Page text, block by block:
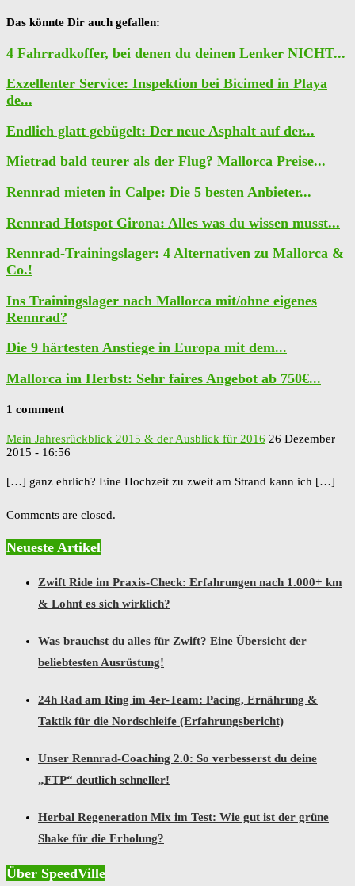
Das könnte Dir auch gefallen:
4 Fahrradkoffer, bei denen du deinen Lenker NICHT...
Exzellenter Service: Inspektion bei Bicimed in Playa
de...
Endlich glatt gebügelt: Der neue Asphalt auf der...
Mietrad bald teurer als der Flug? Mallorca Preise...
Rennrad mieten in Calpe: Die 5 besten Anbieter...
Rennrad Hotspot Girona: Alles was du wissen musst...
Rennrad-Trainingslager: 4 Alternativen zu Mallorca &
Co.!
Ins Trainingslager nach Mallorca mit/ohne eigenes
Rennrad?
Die 9 härtesten Anstiege in Europa mit dem...
Mallorca im Herbst: Sehr faires Angebot ab 750€...
1 comment
Mein Jahresrückblick 2015 & der Ausblick für 2016 26 Dezember
2015 - 16:56
[…] ganz ehrlich? Eine Hochzeit zu zweit am Strand kann ich […]
Comments are closed.
Neueste Artikel
Zwift Ride im Praxis-Check: Erfahrungen nach 1.000+ km
& Lohnt es sich wirklich?
Was brauchst du alles für Zwift? Eine Übersicht der
beliebtesten Ausrüstung!
24h Rad am Ring im 4er-Team: Pacing, Ernährung &
Taktik für die Nordschleife (Erfahrungsbericht)
Unser Rennrad-Coaching 2.0: So verbesserst du deine
„FTP“ deutlich schneller!
Herbal Regeneration Mix im Test: Wie gut ist der grüne
Shake für die Erholung?
Über SpeedVille